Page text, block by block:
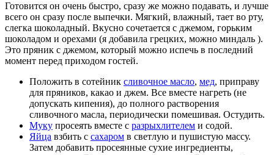
Готовится он очень быстро, сразу же можно подавать, и лучше
всего он сразу после выпечки. Мягкий, влажный, тает во рту,
слегка шоколадный. Вкусно сочетается с джемом, горьким
шоколадом и орехами (я добавила грецких, можно миндаль ).
Это пряник с джемом, который можно испечь в последний
момент перед приходом гостей.
Положить в сотейник сливочное масло, мед, приправу
для пряников, какао и джем. Все вместе нагреть (не
допускать кипения), до полного растворения
сливочного масла, периодически помешивая. Остудить.
Муку просеять вместе с разрыхлителем и содой.
Яйца взбить с сахаром в светлую и пушистую массу.
Затем добавить просеянные сухие ингредиенты,